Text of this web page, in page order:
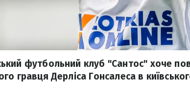
футбольний клуб "Сантос" хоче
гравця Дерліса Гонсалеса в